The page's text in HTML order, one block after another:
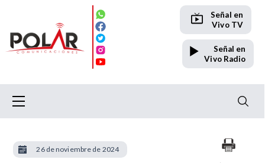
Señal en
Vivo TV
Señal en
Vivo Radio
26 de noviembre de 2024